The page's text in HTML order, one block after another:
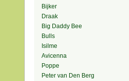
Bijker
Draak
Big Daddy Bee
Bulls
Isilme
Avicenna
Poppe
Peter van Den Berg